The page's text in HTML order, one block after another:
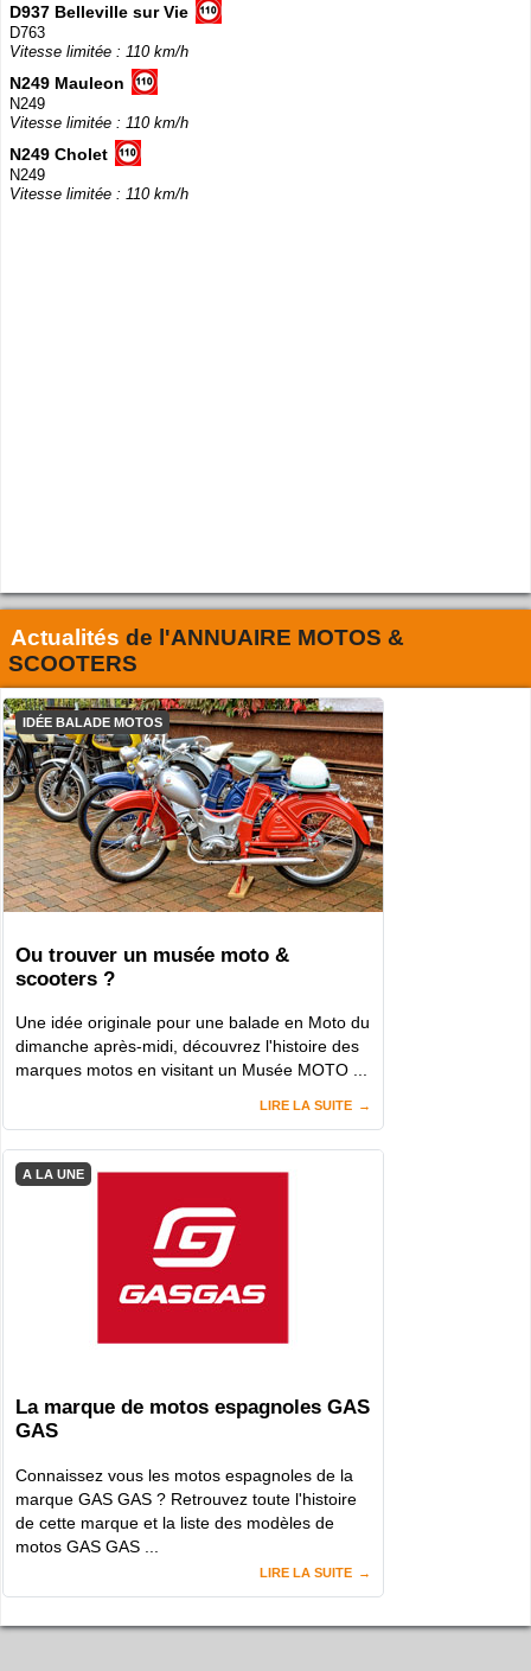
D937 Belleville sur Vie
D763
Vitesse limitée : 110 km/h
N249 Mauleon
N249
Vitesse limitée : 110 km/h
N249 Cholet
N249
Vitesse limitée : 110 km/h
Actualités de l'ANNUAIRE MOTOS &
SCOOTERS
IDÉE BALADE MOTOS
Ou trouver un musée moto &
scooters ?
Une idée originale pour une balade en Moto du
dimanche après-midi, découvrez l'histoire des
marques motos en visitant un Musée MOTO ...
LIRE LA SUITE
A LA UNE
La marque de motos espagnoles GAS
GAS
Connaissez vous les motos espagnoles de la
marque GAS GAS ? Retrouvez toute l'histoire
de cette marque et la liste des modèles de
motos GAS GAS ...
LIRE LA SUITE